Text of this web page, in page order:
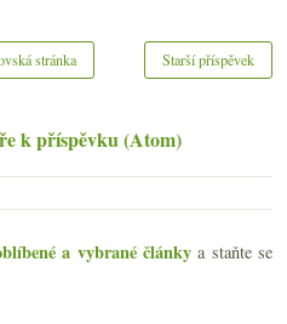
Starší příspěvek
stránka
k příspěvku (Atom)
a vybrané články a staňte se